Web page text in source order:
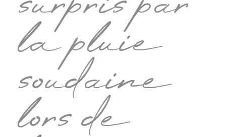
la pluie
soudaine
lors de